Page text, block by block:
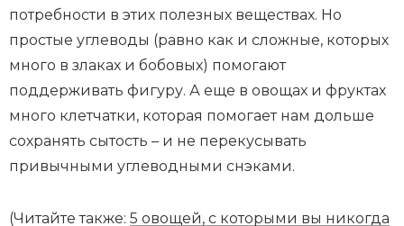
потребности в этих полезных веществах. Но
простые углеводы (равно как и сложные, которых
много в злаках и бобовых) помогают
поддерживать фигуру. А еще в овощах и фруктах
много клетчатки, которая помогает нам дольше
сохранять сытость – и не перекусывать
привычными углеводными снэками.
(Читайте также: 5 овощей, с которыми вы никогда